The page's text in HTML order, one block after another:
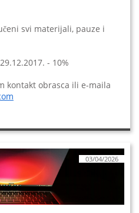
svi materijali, pauze i
- 10%
kontakt obrasca ili e-maila
03/04/2026